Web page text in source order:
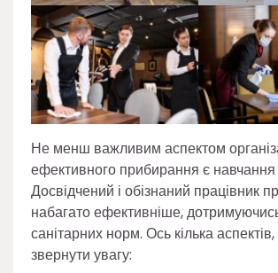
Не менш важливим аспектом
ефективного прибирання є
Досвідчений і обізнаний працівник
набагато ефективніше,
санітарних норм. Ось кілька
звернути увагу: